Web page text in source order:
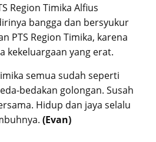
Region Timika Alfius
bangga dan bersyukur
PTS Region Timika, karena
kekeluargaan yang erat.
semua sudah seperti
bedakan golongan. Susah
Hidup dan jaya selalu
(Evan)